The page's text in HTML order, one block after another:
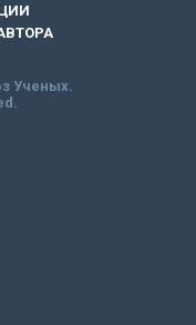
Ученых.